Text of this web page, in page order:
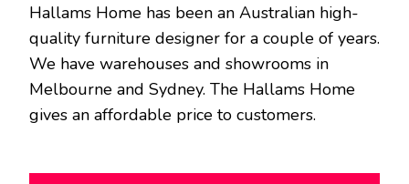
Hallams Home has been an Australian high-
quality furniture designer for a couple of years.
We have warehouses and showrooms in
Melbourne and Sydney. The Hallams Home
gives an affordable price to customers.